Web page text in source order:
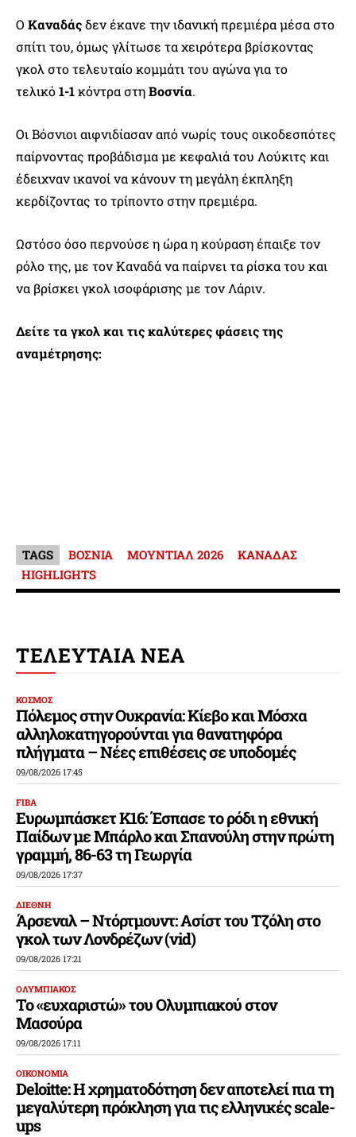
Ο Καναδάςδεν έκανε την ιδανική πρεμιέρα μέσα στο
σπίτι του, όμως γλίτωσε τα χειρότερα βρίσκοντας
γκολ στο τελευταίο κομμάτι του αγώνα για το
τελικό1-1κόντρα στηΒοσνία.
Οι Βόσνιοι αιφνιδίασαν από νωρίς τους οικοδεσπότες
παίρνοντας προβάδισμα με κεφαλιά του Λούκιτς και
έδειχναν ικανοί να κάνουν τη μεγάλη έκπληξη
κερδίζοντας το τρίποντο στην πρεμιέρα.
Ωστόσο όσο περνούσε η ώρα η κούραση έπαιξε τον
ρόλο της, με τον Καναδά να παίρνει τα ρίσκα του και
να βρίσκει γκολ ισοφάρισης με τον Λάριν.
Δείτε τα γκολ και τις καλύτερες φάσεις της
αναμέτρησης:
TAGS ΒΟΣΝΙΑ ΜΟΥΝΤΙΑΛ 2026
ΚΑΝΑΔΑΣ
HIGHLIGHTS
ΤΕΛΕΥΤΑΙΑ ΝΕΑ
ΚΟΣΜΟΣ
Πόλεμος στην Ουκρανία: Κίεβο και Μόσχα
αλληλοκατηγορούνται για θανατηφόρα
πλήγματα – Νέες επιθέσεις σε υποδομές
09/08/2026 17:45
FIBA
Ευρωμπάσκετ Κ16: Έσπασε το ρόδι η εθνική
Παίδων με Μπάρλο και Σπανούλη στην πρώτη
γραμμή, 86-63 τη Γεωργία
09/08/2026 17:37
ΔΙΕΘΝΗ
Άρσεναλ – Ντόρτμουντ: Ασίστ του Τζόλη στο
γκολ των Λονδρέζων (vid)
09/08/2026 17:21
ΟΛΥΜΠΙΑΚΟΣ
Το «ευχαριστώ» του Ολυμπιακού στον
Μασούρα
09/08/2026 17:11
ΟΙΚΟΝΟΜΙΑ
Deloitte: Η χρηματοδότηση δεν αποτελεί πια τη
μεγαλύτερη πρόκληση για τις ελληνικές scale-
ups